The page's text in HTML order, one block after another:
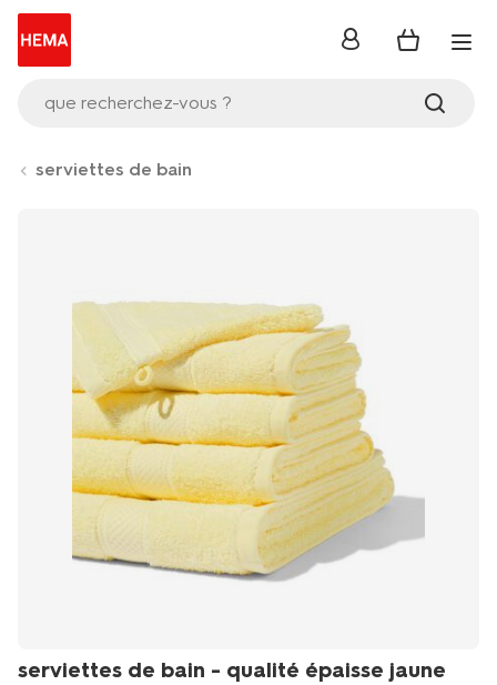
que recherchez-vous ?
se
serviettes de bain
serviettes de bain - qualité épaisse jaune